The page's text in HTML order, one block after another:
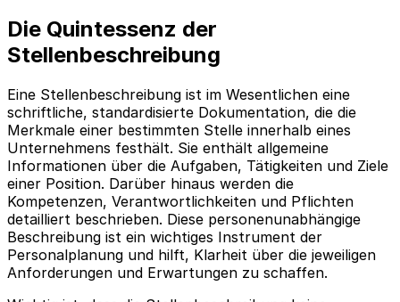
Die Quintessenz der
Stellenbeschreibung
Eine Stellenbeschreibung ist im Wesentlichen eine
schriftliche, standardisierte Dokumentation, die die
Merkmale einer bestimmten Stelle innerhalb eines
Unternehmens festhält. Sie enthält allgemeine
Informationen über die Aufgaben, Tätigkeiten und Ziele
einer Position. Darüber hinaus werden die
Kompetenzen, Verantwortlichkeiten und Pflichten
detailliert beschrieben. Diese personenunabhängige
Beschreibung ist ein wichtiges Instrument der
Personalplanung und hilft, Klarheit über die jeweiligen
Anforderungen und Erwartungen zu schaffen.